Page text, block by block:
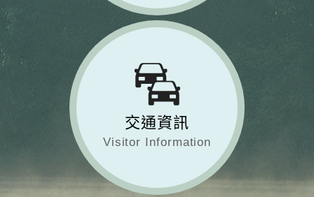
交通資訊
Visitor Information